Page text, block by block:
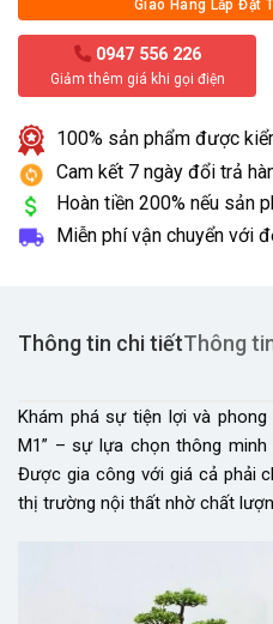
Giao Hàng Lắp Đặt
0947 556 226
Giảm thêm giá khi gọi điện
100% sản phẩm được
Cam kết 7 ngày đổi trả
Hoàn tiền 200% nếu sản
Miễn phí vận chuyển với
Thông tin chi tiếtThông
Khám phá sự tiện lợi và
M1” – sự lựa chọn thông
Được gia công với giá cả phải
thị trường nội thất nhờ chất